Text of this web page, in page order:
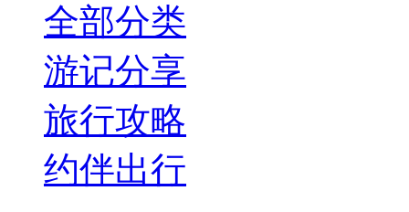
全部分类
游记分享
旅行攻略
约伴出行